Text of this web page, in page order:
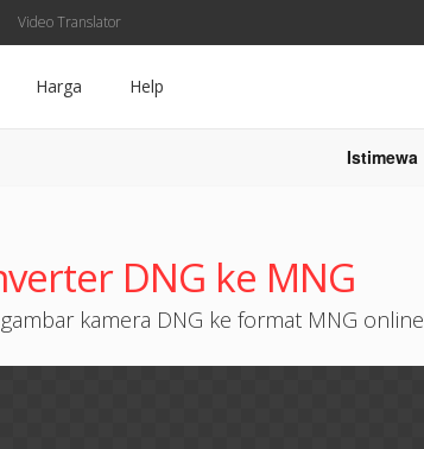
Video Translator
Harga Help
Istimewa
DNG ke MNG
kamera DNG ke format MNG online